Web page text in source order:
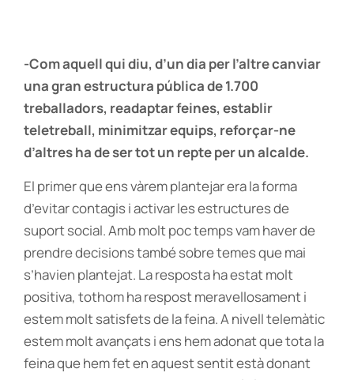
-Com aquell qui diu, d’un dia per l’altre canviar
una gran estructura pública de 1.700
treballadors, readaptar feines, establir
teletreball, minimitzar equips, reforçar-ne
d’altres ha de ser tot un repte per un alcalde.
El primer que ens vàrem plantejar era la forma
d’evitar contagis i activar les estructures de
suport social. Amb molt poc temps vam haver de
prendre decisions també sobre temes que mai
s’havien plantejat. La resposta ha estat molt
positiva, tothom ha respost meravellosament i
estem molt satisfets de la feina. A nivell telemàtic
estem molt avançats i ens hem adonat que tota la
feina que hem fet en aquest sentit està donant